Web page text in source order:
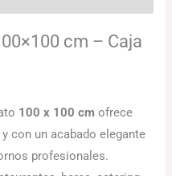
cm – Caja
100 x 100 cm ofrece
con un acabado elegante
profesionales.